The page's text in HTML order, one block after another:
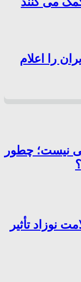
را اعلام
نیست؛ چطور
نوزاد تأثیر